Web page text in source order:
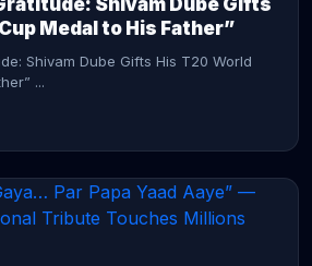
Shivam Dube Gifts
Medal to His Father”
Shivam Dube Gifts His T20 World
...